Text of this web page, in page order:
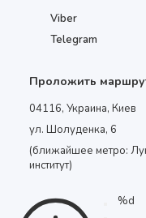
Viber
Telegram
Проложить
04116, Украина, Киев
ул. Шолуденка, 6
(ближайшее метро:
институт)
%d